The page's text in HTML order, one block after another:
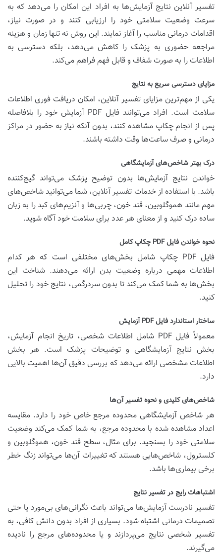
تفسیر آنلاین نتایج آزمایش‌ها به افراد این امکان را می‌دهد که به
سرعت وضعیت سلامتی خود را ارزیابی کنند و در صورت نیاز،
اقدامات درمانی مناسب را آغاز نمایند. این روش نه تنها زمان و هزینه
مراجعه حضوری به پزشک را کاهش می‌دهد، بلکه دسترسی به
اطلاعات را به صورت شفاف و قابل فهم فراهم می‌کند.
مزایای دسترسی سریع به نتایج
یکی از مهم‌ترین مزایای تفسیر آنلاین، امکان دریافت فوری اطلاعات
سلامت است. افراد می‌توانند فایل PDF آزمایش خود را بلافاصله
پس از انجام چکاپ مشاهده کنند، بدون آنکه نیاز به حضور در مراکز
درمانی و صرف ساعت‌ها وقت داشته باشند.
درک بهتر شاخص‌های آزمایشگاهی
خواندن نتایج آزمایش‌ها بدون توضیح پزشک می‌تواند گیج‌کننده
باشد. با استفاده از خدمات تفسیر آنلاین، شما می‌توانید شاخص‌های
مهم مانند هموگلوبین، قند خون، چربی‌ها و آنزیم‌های کبد را به زبان
ساده درک کنید و از معنای هر عدد برای سلامت خود آگاه شوید.
نحوه خواندن فایل PDF چکاپ کامل
فایل PDF چکاپ شامل بخش‌های مختلفی است که هر کدام
اطلاعات مهمی درباره وضعیت بدن ارائه می‌دهند. شناخت این
بخش‌ها به شما کمک می‌کند تا بدون سردرگمی، نتایج خود را تحلیل
کنید.
ساختار استاندارد فایل PDF آزمایش
معمولاً فایل PDF شامل اطلاعات شخصی، تاریخ انجام آزمایش،
بخش نتایج آزمایشگاهی و توضیحات پزشک است. هر بخش
اطلاعات مشخصی ارائه می‌دهد که بررسی دقیق آن‌ها اهمیت بالایی
دارد.
شاخص‌های کلیدی و نحوه تفسیر آن‌ها
هر شاخص آزمایشگاهی محدوده مرجع خاص خود را دارد. مقایسه
اعداد مشاهده شده با محدوده مرجع، به شما کمک می‌کند وضعیت
سلامتی خود را بسنجید. برای مثال، سطح قند خون، هموگلوبین و
کلسترول، شاخص‌هایی هستند که تغییرات آن‌ها می‌تواند زنگ خطر
برخی بیماری‌ها باشد.
اشتباهات رایج در تفسیر نتایج
تفسیر نادرست آزمایش‌ها می‌تواند باعث نگرانی‌های بی‌مورد یا حتی
تصمیمات درمانی اشتباه شود. بسیاری از افراد بدون دانش کافی، به
تفسیر شخصی نتایج می‌پردازند و یا محدوده‌های مرجع را نادیده
می‌گیرند.